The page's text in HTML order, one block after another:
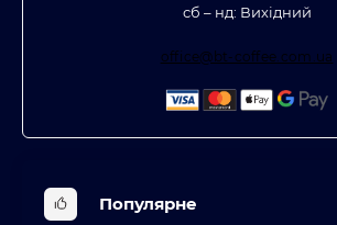
сб – нд: Вихідний
office@bt-coffee.com.ua
Популярне